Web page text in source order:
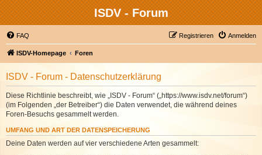
ISDV - Forum
FAQ Anmelden
Registrieren
ISDV-Homepage Foren
ISDV - Forum - Datenschutzerklärung
Diese Richtlinie beschreibt, wie „ISDV - Forum“ („https://www.isdv.net/forum“)
(im Folgenden „der Betreiber“) die Daten verwendet, die während deines
Foren-Besuchs gesammelt werden.
UMFANG UND ART DER DATENSPEICHERUNG
Deine Daten werden auf vier verschiedene Arten gesammelt: